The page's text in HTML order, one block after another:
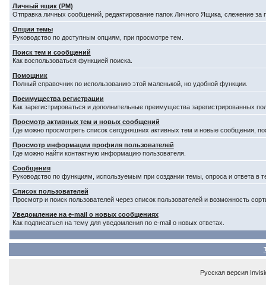
Личный ящик (PM)
Отправка личных сообщений, редактирование папок Личного Ящика, слежение
Опции темы
Руководство по доступным опциям, при просмотре тем.
Поиск тем и сообщений
Как воспользоваться функцией поиска.
Помощник
Полный справочник по использованию этой маленькой, но удобной функции.
Преимущества регистрации
Как зарегистрироваться и дополнительные преимущества зарегистрированных
Просмотр активных тем и новых сообщений
Где можно просмотреть список сегодняшних активных тем и новые сообщения,
Просмотр информации профиля пользователей
Где можно найти контактную информацию пользователя.
Сообщения
Руководство по функциям, используемым при создании темы, опроса и ответа в
Список пользователей
Просмотр и поиск пользователей через список пользователей и возможность
Уведомление на e-mail о новых сообщениях
Как подписаться на тему для уведомления по e-mail о новых ответах.
Русская версия